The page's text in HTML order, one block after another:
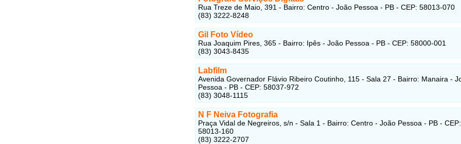
Rua Treze de Maio, 391 - Bairro: Centro - João Pessoa - PB - CEP: 58013-070
(83) 3222-8248
Gil Foto Vídeo
Rua Joaquim Pires, 365 - Bairro: Ipês - João Pessoa - PB - CEP: 58000-001
(83) 3043-8435
Labfilm
Avenida Governador Flávio Ribeiro Coutinho, 115 - Sala 27 - Bairro: Manaira -
Pessoa - PB - CEP: 58037-972
(83) 3048-1115
N F Neiva Fotografia
Praça Vidal de Negreiros, s/n - Sala 1 - Bairro: Centro - João Pessoa - PB - CEP:
58013-160
(83) 3222-2707